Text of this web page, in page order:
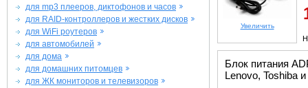
для mp3 плееров, диктофонов и часов
для RAID-контроллеров и жестких дисков
для WiFi роутеров
для автомобилей
для дома
для домашних питомцев
для ЖК мониторов и телевизоров
Увеличить
Блок питания
Lenovo, Toshiba